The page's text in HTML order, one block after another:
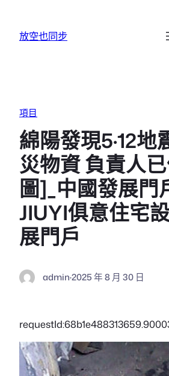
放空也同步
項目
綿陽發現5·12地
災物資 負責人
圖]_中國發展門
JIUYI俱意住宅
展門戶
admin·2025 年 8 月 30 日